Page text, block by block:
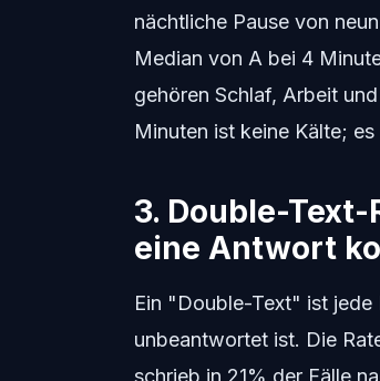
nächtliche Pause von
Median von A bei 4
gehören Schlaf, Arbeit
Minuten ist keine Kälte;
3. Double-
eine Antwort
Ein "Double-Text" ist
unbeantwortet ist. Die
schrieb in 21% der Fälle